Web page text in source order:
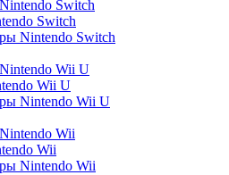
Switch
Switch
Nintendo Switch
Wii U
Wii U
Nintendo Wii U
Wii
Wii
Nintendo Wii